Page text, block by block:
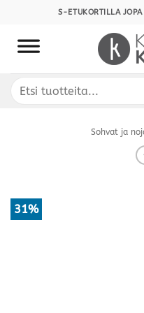
content
S-ETUKORTILLA
Etsi:
Sohvat ja
31%